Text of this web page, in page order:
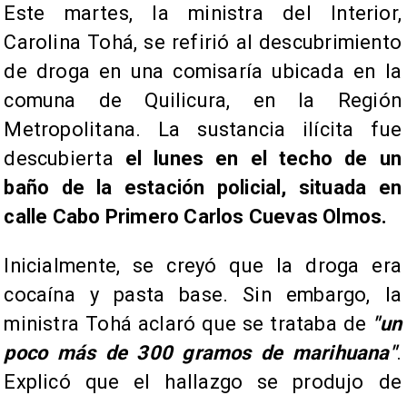
Este martes, la ministra del Interior,
Carolina Tohá, se refirió al descubrimiento
de droga en una comisaría ubicada en la
comuna de Quilicura, en la Región
Metropolitana. La sustancia ilícita fue
descubierta el lunes en el techo de un
baño de la estación policial, situada en
calle Cabo Primero Carlos Cuevas Olmos.​
​Inicialmente, se creyó que la droga era
cocaína y pasta base. Sin embargo, la
ministra Tohá aclaró que se trataba de "un
poco más de 300 gramos de marihuana".
Explicó que el hallazgo se produjo de